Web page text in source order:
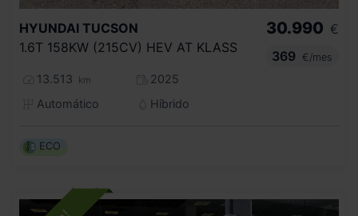
HYUNDAI TUCSON
1.6T 158KW (215CV) HEV AT KLASS
13.513 km
2025
Automático
Híbrido
30.990 €
369
€/mes
ECO